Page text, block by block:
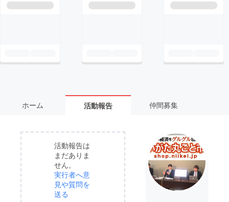
ホーム 活動報告 仲間募集
活動報告は
まだありま
せん。
実行者へ意
見や質問を
送る